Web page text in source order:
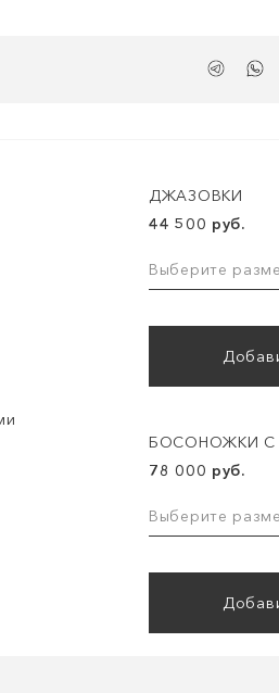
ДЖАЗОВКИ
44 500 руб.
Выберите
БОСОНОЖКИ С
78 000 руб.
Выберите